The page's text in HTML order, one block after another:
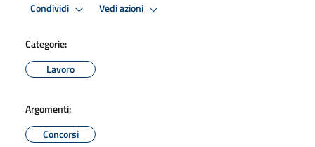
Condividi Vedi azioni
Categorie:
Lavoro
Argomenti:
Concorsi